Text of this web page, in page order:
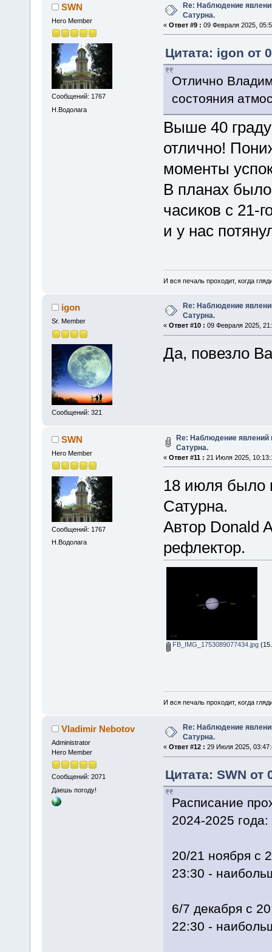
SWN
Hero Member
Сообщений: 1767
Н.Водолага
Re: Наблюдение
Сатурна.
« Ответ #9 : 09 Февраля 2025,
Цитата: igon от
Отлично
состояния
Выше 40
отлично!
моменты
В планах
часиков с 21-
и у нас
И вся печаль проходит, когда
igon
Sr. Member
Сообщений: 321
Re: Наблюдение
Сатурна.
« Ответ #10 : 09 Февраля 2025,
Да, повезло
SWN
Hero Member
Сообщений: 1767
Н.Водолага
Re: Наблюдение явлений
Сатурна.
« Ответ #11 : 21 Июля 2025,
18 июля было
Сатурна.
Автор Donald
рефлектор.
FB_IMG_1753089077434.jpg
И вся печаль проходит, когда
Vladimir Nebotov
Administrator
Hero Member
Сообщений: 2071
Даешь погоду!
Re: Наблюдение
Сатурна.
« Ответ #12 : 29 Июля 2025,
Цитата: SWN от
Расписание
2024-2025 года:
20/21 ноября с
23:30 -
6/7 декабря с
22:30 -